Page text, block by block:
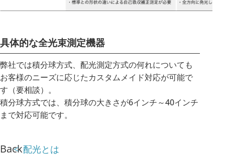
具体的な全光束測定機器
弊社では積分球方式、配光測定方式の何れについても
お客様のニーズに応じたカスタムメイド対応が可能で
す（要相談）。
積分球方式では、積分球の大きさが6インチ～40インチ
まで対応可能です。
Back配光とは